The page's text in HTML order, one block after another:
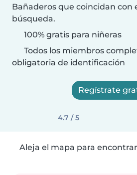
Bañaderos que coincidan con
búsqueda.
100% gratis para niñeras
Todos los miembros
obligatoria de identificación
Regístrate
4.7 / 5
Aleja el mapa para